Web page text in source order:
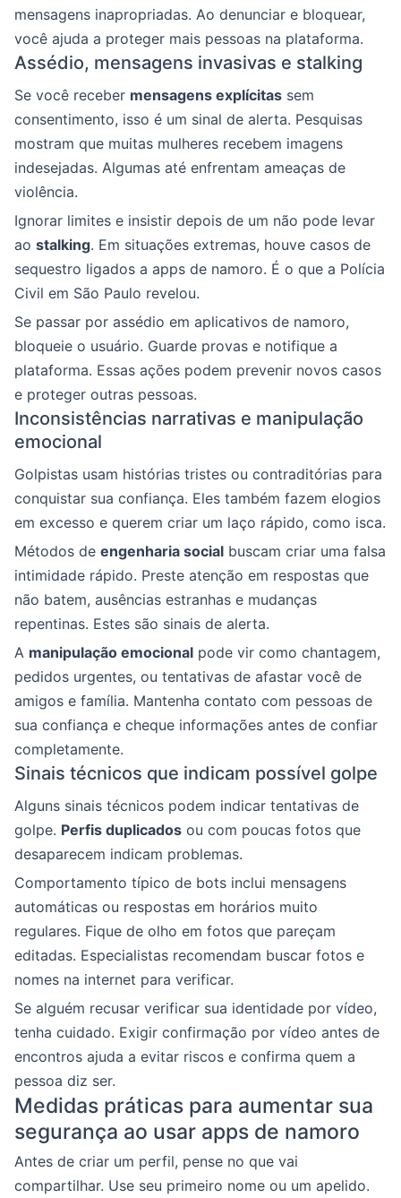
mensagens inapropriadas. Ao denunciar e bloquear,
você ajuda a proteger mais pessoas na plataforma.
Assédio, mensagens invasivas e stalking
Se você receber mensagens explícitas sem
consentimento, isso é um sinal de alerta. Pesquisas
mostram que muitas mulheres recebem imagens
indesejadas. Algumas até enfrentam ameaças de
violência.
Ignorar limites e insistir depois de um não pode levar
ao stalking. Em situações extremas, houve casos de
sequestro ligados a apps de namoro. É o que a Polícia
Civil em São Paulo revelou.
Se passar por assédio em aplicativos de namoro,
bloqueie o usuário. Guarde provas e notifique a
plataforma. Essas ações podem prevenir novos casos
e proteger outras pessoas.
Inconsistências narrativas e manipulação
emocional
Golpistas usam histórias tristes ou contraditórias para
conquistar sua confiança. Eles também fazem elogios
em excesso e querem criar um laço rápido, como isca.
Métodos de engenharia social buscam criar uma falsa
intimidade rápido. Preste atenção em respostas que
não batem, ausências estranhas e mudanças
repentinas. Estes são sinais de alerta.
A manipulação emocional pode vir como chantagem,
pedidos urgentes, ou tentativas de afastar você de
amigos e família. Mantenha contato com pessoas de
sua confiança e cheque informações antes de confiar
completamente.
Sinais técnicos que indicam possível golpe
Alguns sinais técnicos podem indicar tentativas de
golpe. Perfis duplicados ou com poucas fotos que
desaparecem indicam problemas.
Comportamento típico de bots inclui mensagens
automáticas ou respostas em horários muito
regulares. Fique de olho em fotos que pareçam
editadas. Especialistas recomendam buscar fotos e
nomes na internet para verificar.
Se alguém recusar verificar sua identidade por vídeo,
tenha cuidado. Exigir confirmação por vídeo antes de
encontros ajuda a evitar riscos e confirma quem a
pessoa diz ser.
Medidas práticas para aumentar sua
segurança ao usar apps de namoro
Antes de criar um perfil, pense no que vai
compartilhar. Use seu primeiro nome ou um apelido.